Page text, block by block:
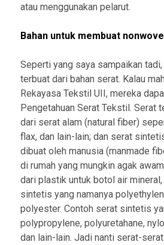
atau menggunakan pelarut.
Bahan untuk membuat
Seperti yang saya sampaikan
terbuat dari bahan serat. Kalau
Rekayasa Tekstil UII, mereka
Pengetahuan Serat Tekstil. Serat
dari serat alam (natural fiber)
flax, dan lain-lain; dan serat
dibuat oleh manusia (manmade
di rumah yang mungkin agak
dari plastik untuk botol air
sintetis yang namanya
polyester. Contoh serat sintetis
polypropylene, polyuretahane,
dan lain-lain. Jadi nanti serat-